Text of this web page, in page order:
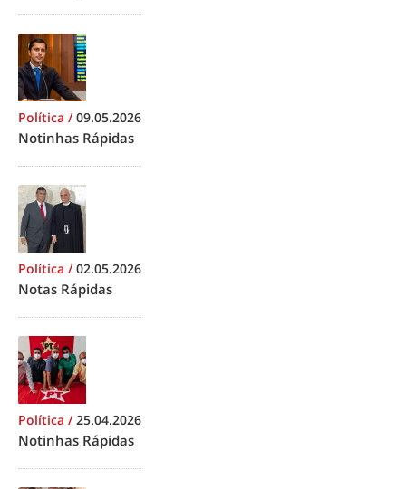
Política /09.05.2026
Notinhas Rápidas
Política /02.05.2026
Notas Rápidas
Política /25.04.2026
Notinhas Rápidas